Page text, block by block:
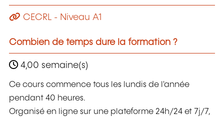
CECRL - Niveau A1
Combien de temps dure la formation ?
4,00 semaine(s)
Ce cours commence tous les lundis de l'année
pendant 40 heures.
Organisé en ligne sur une plateforme 24h/24 et 7j/7,